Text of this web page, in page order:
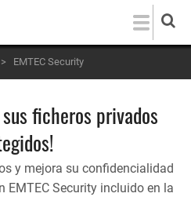
> EMTEC Security
ficheros privados
y mejora su confidencialidad
EMTEC Security incluido en la